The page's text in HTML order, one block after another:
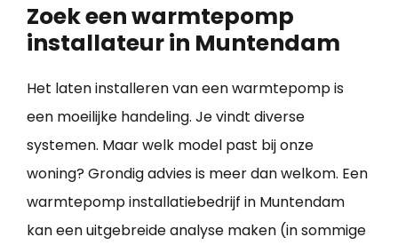
Zoek een warmtepomp
installateur in Muntendam
Het laten installeren van een warmtepomp is
een moeilijke handeling. Je vindt diverse
systemen. Maar welk model past bij onze
woning? Grondig advies is meer dan welkom. Een
warmtepomp installatiebedrijf in Muntendam
kan een uitgebreide analyse maken (in sommige